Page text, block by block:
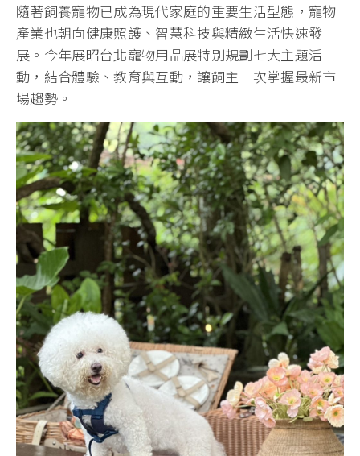
隨著飼養寵物已成為現代家庭的重要生活型態，寵物
產業也朝向健康照護、智慧科技與精緻生活快速發
展。今年展昭台北寵物用品展特別規劃七大主題活
動，結合體驗、教育與互動，讓飼主一次掌握最新市
場趨勢。